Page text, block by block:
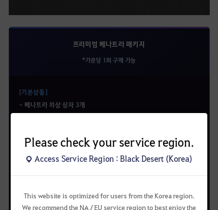
Please check your service region.
Access Service Region : Black Desert (Korea)
This website is optimized for users from the Korea region.
We recommend the NA / EU service region to best enjoy the
프리미엄 베나트라 패키지
*가문당 1회 구매 가능
[기본상품]
- 베나트라 의상 상자 3개
[증정상품]
- 신비한 묘약 상자 1개
판매가(펄) 45% ▼ 2,800 → 1,540